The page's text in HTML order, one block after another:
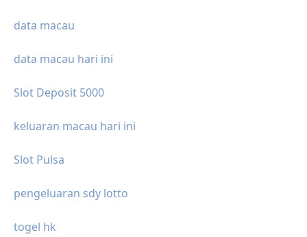
data macau
data macau hari ini
Slot Deposit 5000
keluaran macau hari ini
Slot Pulsa
pengeluaran sdy lotto
togel hk